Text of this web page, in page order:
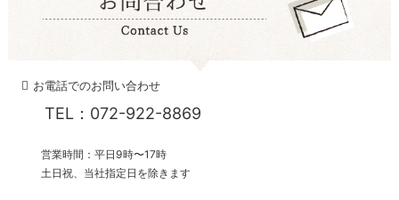
お電話でのお問い合わせ
TEL：072-922-8869
営業時間：平日9時〜17時
土日祝、当社指定日を除きます